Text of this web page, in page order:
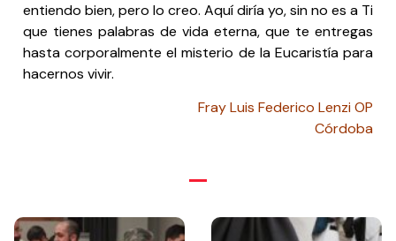
entiendo bien, pero lo creo. Aquí diría yo, sin no es a Ti
que tienes palabras de vida eterna, que te entregas
hasta corporalmente el misterio de la Eucaristía para
hacernos vivir.
Fray Luis Federico Lenzi OP
Córdoba